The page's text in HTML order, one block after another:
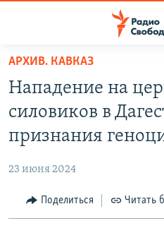
упрощенного
доступа
основному
Вернутся
ПОДКАСТЫ
МНЕНИЯ
КУЛЬТУРА
АРХИВ. КАВКАЗ
Нападение на
силовиков в
признания
23 июня 2024
Поделиться Читать